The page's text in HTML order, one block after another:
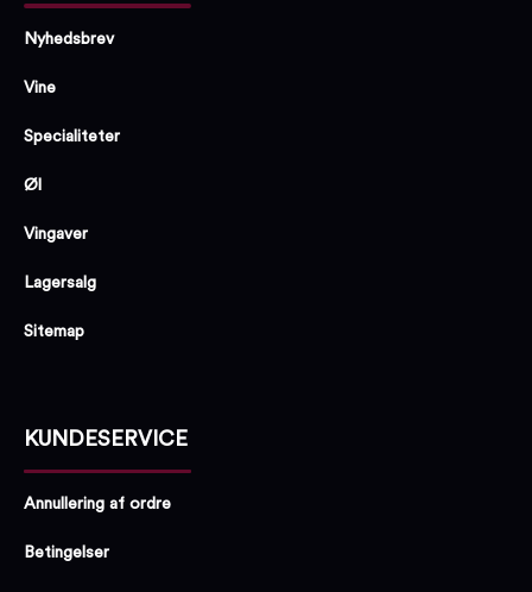
Nyhedsbrev
Vine
Specialiteter
Øl
Vingaver
Lagersalg
Sitemap
KUNDESERVICE
Annullering af ordre
Betingelser